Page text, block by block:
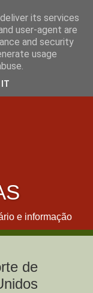
e informação
de
its services
user-agent are
and security
usage
IT